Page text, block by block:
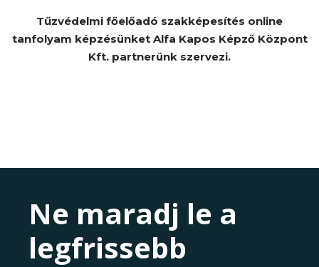
Tűzvédelmi főelőadó szakképesítés online
tanfolyam képzésünket Alfa Kapos Képző Központ
Kft. partnerünk szervezi.
Ne maradj le a
legfrissebb